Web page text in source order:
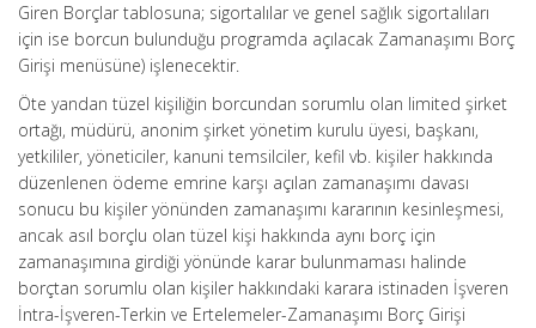
Giren Borçlar tablosuna; sigortalılar ve genel sağlık sigortalıları
için ise borcun bulunduğu programda açılacak Zamanaşımı Borç
Girişi menüsüne) işlenecektir.
Öte yandan tüzel kişiliğin borcundan sorumlu olan limited şirket
ortağı, müdürü, anonim şirket yönetim kurulu üyesi, başkanı,
yetkililer, yöneticiler, kanuni temsilciler, kefil vb. kişiler hakkında
düzenlenen ödeme emrine karşı açılan zamanaşımı davası
sonucu bu kişiler yönünden zamanaşımı kararının kesinleşmesi,
ancak asıl borçlu olan tüzel kişi hakkında aynı borç için
zamanaşımına girdiği yönünde karar bulunmaması halinde
borçtan sorumlu olan kişiler hakkındaki karara istinaden İşveren
İntra-İşveren-Terkin ve Ertelemeler-Zamanaşımı Borç Girişi